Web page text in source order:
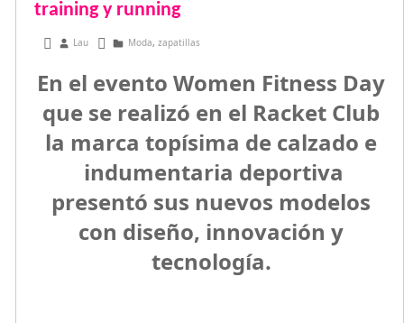
training y running
abril 10, 2017
Lau Moda, zapatillas
En el evento Women Fitness Day
que se realizó en el Racket Club
la marca topísima de calzado e
indumentaria deportiva
presentó sus nuevos modelos
con diseño, innovación y
tecnología.